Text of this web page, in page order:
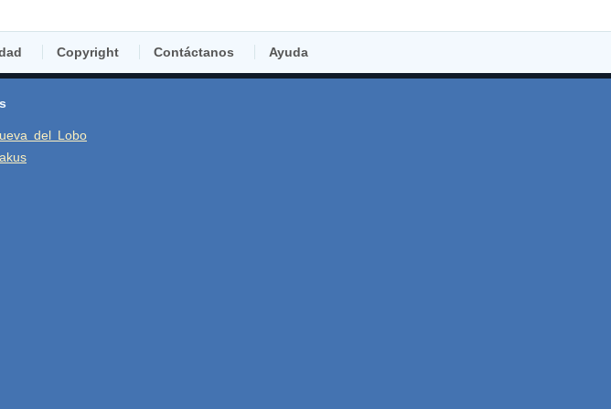
Copyright Contáctanos Ayuda
del Lobo